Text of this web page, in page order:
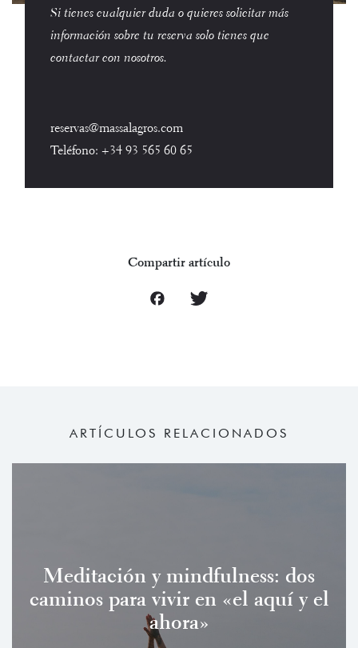
Si tienes cualquier duda o quieres solicitar más
información sobre tu reserva solo tienes que
contactar con nosotros.
reservas@massalagros.com
Teléfono: +34 93 565 60 65
Compartir artículo
ARTÍCULOS RELACIONADOS
Meditación y mindfulness: dos
caminos para vivir en «el aquí y el
ahora»